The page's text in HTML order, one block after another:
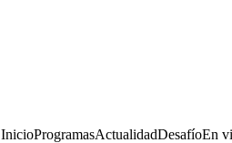
InicioProgramasActualidadDesafíoEn